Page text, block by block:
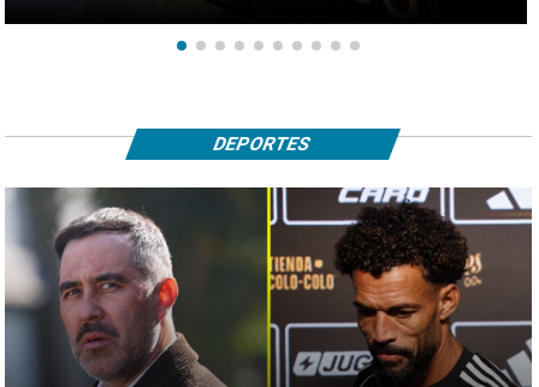
DEPORTES